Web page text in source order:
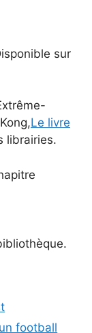
sur
Le livre
librairies.
football